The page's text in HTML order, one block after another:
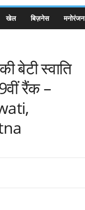
खेल बिज़नेस मनोरंजन
बेटी स्वाति
रैंक –